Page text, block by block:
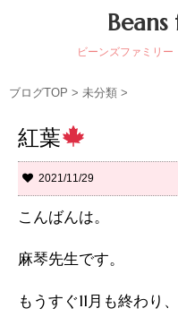
ビーンズファミリ
ブログTOP > 未分類 >
紅葉
2021/11/29
こんばんは。
麻琴先生です。
もうすぐ11月も終わり